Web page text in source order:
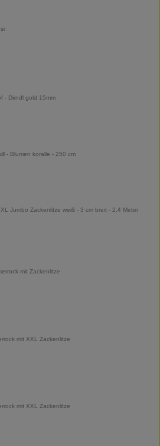
- Dirndl gold 15mm
- Blumen koralle - 250 cm
Jumbo Zackenlitze weiß - 3 cm breit - 2,4 Meter
mit Zackenlitze
mit XXL Zackenlitze
mit XXL Zackenlitze